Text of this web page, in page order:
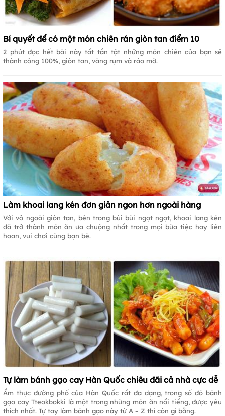
Bí quyết để có một món chiên rán giòn tan điểm 10
2 phút đọc hết bài này tất tần tật những món chiên của bạn sẽ
thành công 100%, giòn tan, vàng rụm và ráo mỡ.
Làm khoai lang kén đơn giản ngon hơn ngoài hàng
Với vỏ ngoài giòn tan, bên trong bùi bùi ngọt ngọt, khoai lang kén
đã trở thành món ăn ưa chuộng nhất trong mọi bữa tiệc hay liên
hoan, vui chơi cùng bạn bè.
Tự làm bánh gạo cay Hàn Quốc chiêu đãi cả nhà cực dễ
Ẩm thực đường phố của Hàn Quốc rất đa dạng, trong số đó bánh
gạo cay Tteokbokki là một trong những món ăn nổi tiếng, được yêu
thích nhất. Tự tay làm bánh gạo này từ A – Z thì còn gì bằng.